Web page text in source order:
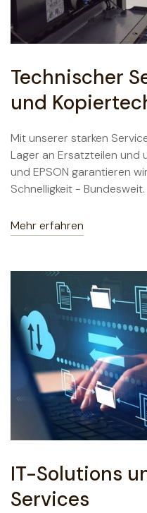
Technischer
und
Mit unserer starken
Lager an Ersatzteilen und
und EPSON garantieren
Schnelligkeit - Bundesweit.
Mehr erfahren
IT-Solutions
Services